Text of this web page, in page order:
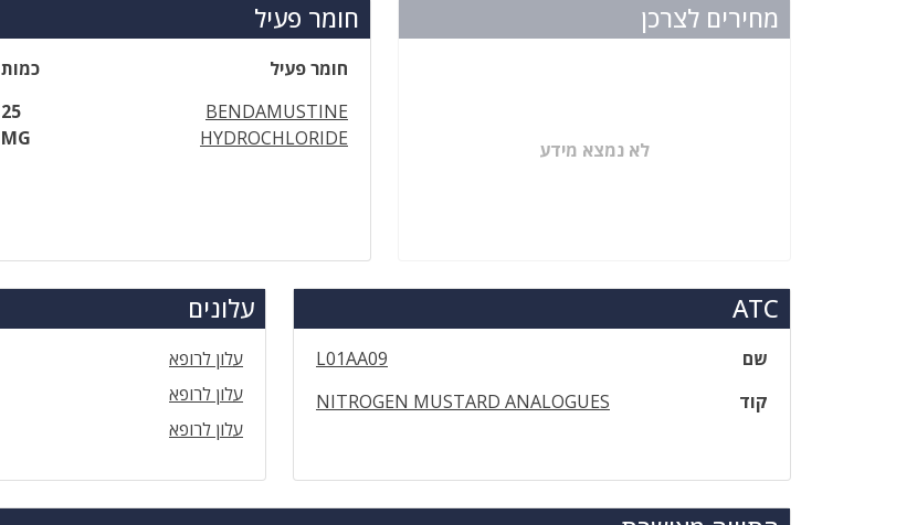
מחירים לצרכן
לא נמצא מידע
חומר פעיל
חומר פעיל
כמות
BENDAMUSTINE
HYDROCHLORIDE
25
MG
ATC
שם
L01AA09
קוד
NITROGEN MUSTARD ANALOGUES
עלונים
עלון לרופא
עלון לרופא
עלון לרופא